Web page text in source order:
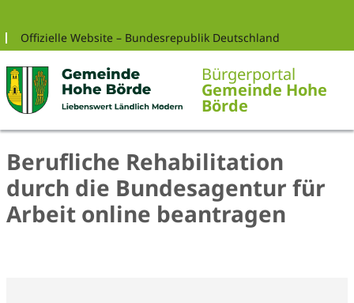
Offizielle Website – Bundesrepublik Deutschland
Bürgerportal
Gemeinde Hohe
Börde
Berufliche Rehabilitation
durch die Bundesagentur für
Arbeit online beantragen